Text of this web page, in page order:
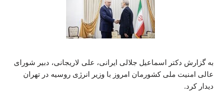
به گزارش دکتر اسماعیل جلالی ایرانی، علی لاریجانی، دبیر شورای
عالی امنیت ملی کشورمان امروز با وزیر انرژی روسیه در تهران
دیدار کرد.